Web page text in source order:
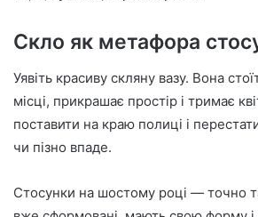
Скло як метафора
Уявіть красиву скляну вазу. Вона
місці, прикрашає простір і тримає
поставити на краю полиці і
чи пізно впаде.
Стосунки на шостому році — точно